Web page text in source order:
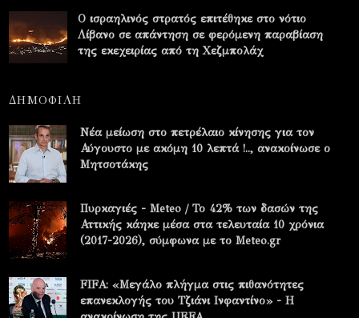
Ο ισραηλινός στρατός επιτέθηκε στο νότιο
Λίβανο σε απάντηση σε φερόμενη παραβίαση
της εκεχειρίας από τη Χεζμπολάχ
ΔΗΜΟΦΙΛΗ
Νέα μείωση στο πετρέλαιο κίνησης για τον
Αύγουστο με ακόμη 10 λεπτά !.., ανακοίνωσε ο
Μητσοτάκης
Πυρκαγιές - Meteo / Το 42% των δασών της
Αττικής κάηκε μέσα στα τελευταία 10 χρόνια
(2017-2026), σύμφωνα με το Meteo.gr
FIFA: «Μεγάλο πλήγμα στις πιθανότητες
επανεκλογής του Τζιάνι Ινφαντίνο» - Η